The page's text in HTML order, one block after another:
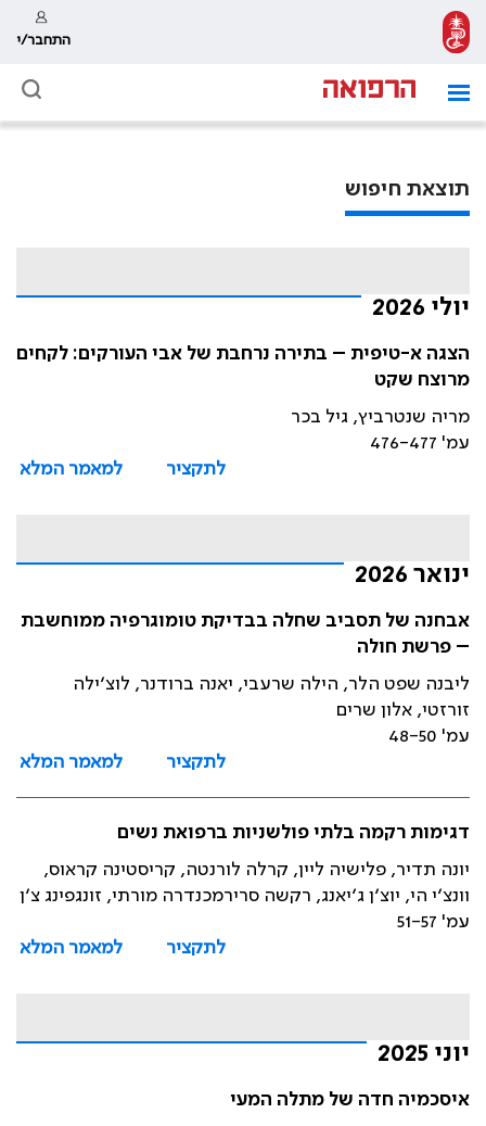
התחבר/י
תוצאת חיפוש
יולי 2026
הצגה א-טיפית – בתירה נרחבת של אבי העורקים: לקחים
מרוצח שקט
מריה שנטרביץ, גיל בכר
עמ' 476-477
לתקציר
למאמר המלא
ינואר 2026
אבחנה של תסביב שחלה בבדיקת טומוגרפיה ממוחשבת
– פרשת חולה
ליבנה שפט הלר, הילה שרעבי, יאנה ברודנר, לוצ׳ילה
זורזטי, אלון שרים
עמ' 48-50
לתקציר
למאמר המלא
דגימות רקמה בלתי פולשניות ברפואת נשים
יונה תדיר, פלישיה ליין, קרלה לורנטה, קריסטינה קראוס,
וונצ׳י הי, יוצ׳ן ג׳יאנג, רקשה סרירמכנדרה מורתי, זונגפינג צ׳ן
עמ' 51-57
לתקציר
למאמר המלא
יוני 2025
איסכמיה חדה של מתלה המעי